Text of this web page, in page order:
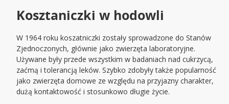
Kosztaniczki w hodowli
W 1964 roku koszatniczki zostały sprowadzone do Stanów
Zjednoczonych, głównie jako zwierzęta laboratoryjne.
Używane były przede wszystkim w badaniach nad cukrzycą,
zaćmą i tolerancją leków. Szybko zdobyły także popularność
jako zwierzęta domowe ze względu na przyjazny charakter,
dużą kontaktowość i stosunkowo długie życie.